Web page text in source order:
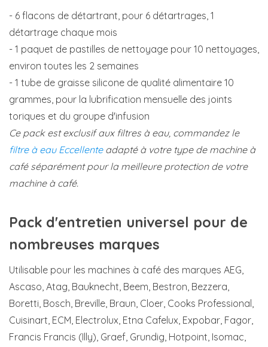
- 6 flacons de détartrant, pour 6 détartrages, 1
détartrage chaque mois
- 1 paquet de pastilles de nettoyage pour 10 nettoyages,
environ toutes les 2 semaines
- 1 tube de graisse silicone de qualité alimentaire 10
grammes, pour la lubrification mensuelle des joints
toriques et du groupe d'infusion
Ce pack est exclusif aux filtres à eau, commandez le
filtre à eau Eccellenteadapté à votre type de machine à
café séparément pour la meilleure protection de votre
machine à café.
Pack d'entretien universel pour de
nombreuses marques
Utilisable pour les machines à café des marques AEG,
Ascaso, Atag, Bauknecht, Beem, Bestron, Bezzera,
Boretti, Bosch, Breville, Braun, Cloer, Cooks Professional,
Cuisinart, ECM, Electrolux, Etna Cafelux, Expobar, Fagor,
Francis Francis (Illy), Graef, Grundig, Hotpoint, Isomac,